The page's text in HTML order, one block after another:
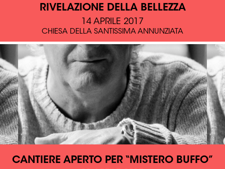
RIVELAZIONE DELLA BELLEZZA
14 APRILE 2017
CHIESA DELLA SANTISSIMA ANNUNZIATA
CANTIERE APERTO PER “MISTERO BUFFO”